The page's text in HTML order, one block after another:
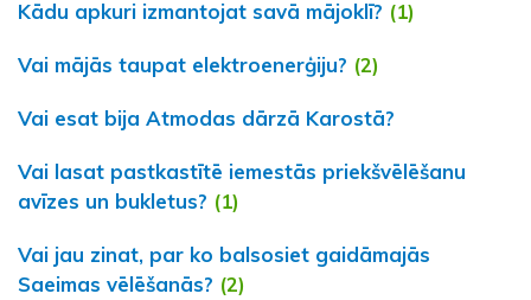
Kādu apkuri izmantojat savā mājoklī? (1)
Vai mājās taupat elektroenerģiju? (2)
Vai esat bija Atmodas dārzā Karostā?
Vai lasat pastkastītē iemestās priekšvēlēšanu
avīzes un bukletus? (1)
Vai jau zinat, par ko balsosiet gaidāmajās
Saeimas vēlēšanās? (2)